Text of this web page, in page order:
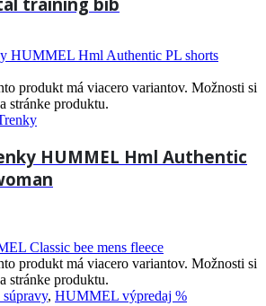
produkt má viacero variantov. Možnosti si
stránke produktu.
HUMMEL Hml Authentic
produkt má viacero variantov. Možnosti si
stránke produktu.
, HUMMEL výpredaj %